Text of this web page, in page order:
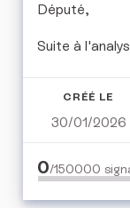
Député,
​Suite à
CRÉÉ LE
30/01/2026
0/150000